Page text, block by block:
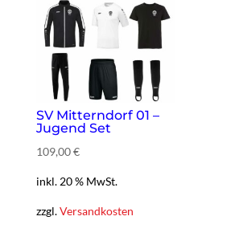
SV Mitterndorf 01 –
Jugend Set
109,00 €
inkl. 20 % MwSt.
zzgl.Versandkosten